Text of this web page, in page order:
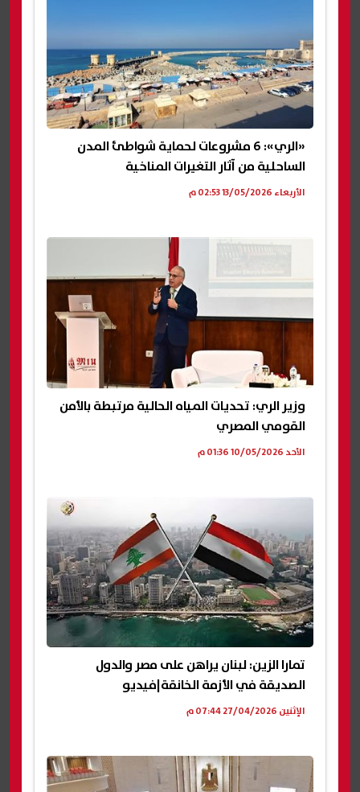
«الري»: 6 مشروعات لحماية شواطئ المدن
الساحلية من آثار التغيرات المناخية
الأربعاء 13/05/2026 02:53 م
وزير الري: تحديات المياه الحالية مرتبطة بالأمن
القومي المصري
الأحد 10/05/2026 01:36 م
تمارا الزين: لبنان يراهن على مصر والدول
الصديقة في الأزمة الخانقة|فيديو
الإثنين 27/04/2026 07:44 م